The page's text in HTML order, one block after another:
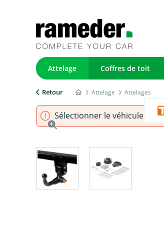
Attelage Coffres de toit
Retour Attelage Attelages
Sélectionner le véhicule